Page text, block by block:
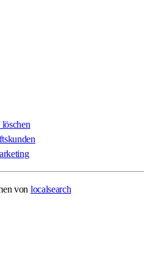
von localsearch